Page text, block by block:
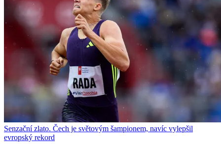
Senzační zlato. Čech je světovým šampionem, navíc vylepšil
evropský rekord